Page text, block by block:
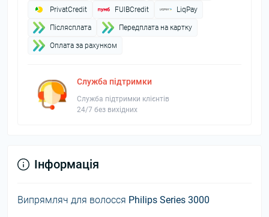
PrivatCredit FUIBCredit LiqPay
Пiслясплата Передплата на картку
Оплата за рахунком
Служба підтримки
Служба підтримки клієнтів
24/7 без вихідних
Інформація
Випрямляч для волосся Philips Series 3000